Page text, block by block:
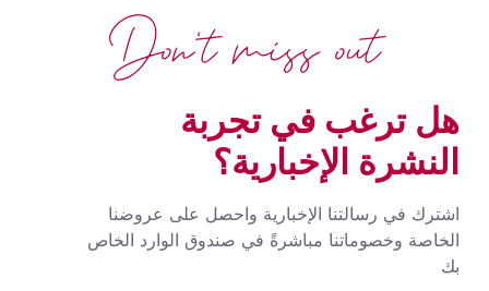
هل ترغب في تجربة
النشرة الإخبارية؟
اشترك في رسالتنا الإخبارية واحصل على عروضنا
الخاصة وخصوماتنا مباشرةً في صندوق الوارد الخاص
بك
Don't miss out